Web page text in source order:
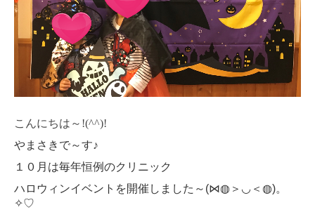
こんにちは～!(^^)!
やまさきで～す♪
１０月は毎年恒例のクリニック
ハロウィンイベントを開催しました～(⋈◍＞◡＜◍)。
✧♡